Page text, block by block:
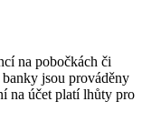
na pobočkách či
jsou prováděny
na účet platí lhůty pro